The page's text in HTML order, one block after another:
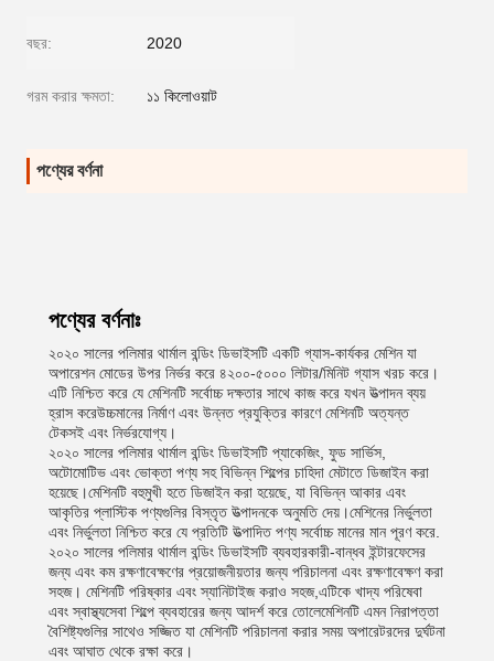
বছর: 2020
গরম করার ক্ষমতা: ১১ কিলোওয়াট
পণ্যের বর্ণনা
পণ্যের বর্ণনাঃ
২০২০ সালের পলিমার থার্মাল বন্ডিং ডিভাইসটি একটি গ্যাস-কার্যকর মেশিন যা
অপারেশন মোডের উপর নির্ভর করে ৪২০০-৫০০০ লিটার/মিনিট গ্যাস খরচ করে।
এটি নিশ্চিত করে যে মেশিনটি সর্বোচ্চ দক্ষতার সাথে কাজ করে যখন উত্পাদন ব্যয়
হ্রাস করেউচ্চমানের নির্মাণ এবং উন্নত প্রযুক্তির কারণে মেশিনটি অত্যন্ত
টেকসই এবং নির্ভরযোগ্য।
২০২০ সালের পলিমার থার্মাল বন্ডিং ডিভাইসটি প্যাকেজিং, ফুড সার্ভিস,
অটোমোটিভ এবং ভোক্তা পণ্য সহ বিভিন্ন শিল্পের চাহিদা মেটাতে ডিজাইন করা
হয়েছে।মেশিনটি বহুমুখী হতে ডিজাইন করা হয়েছে, যা বিভিন্ন আকার এবং
আকৃতির প্লাস্টিক পণ্যগুলির বিস্তৃত উত্পাদনকে অনুমতি দেয়।মেশিনের নির্ভুলতা
এবং নির্ভুলতা নিশ্চিত করে যে প্রতিটি উত্পাদিত পণ্য সর্বোচ্চ মানের মান পূরণ করে.
২০২০ সালের পলিমার থার্মাল বন্ডিং ডিভাইসটি ব্যবহারকারী-বান্ধব ইন্টারফেসের
জন্য এবং কম রক্ষণাবেক্ষণের প্রয়োজনীয়তার জন্য পরিচালনা এবং রক্ষণাবেক্ষণ করা
সহজ। মেশিনটি পরিষ্কার এবং স্যানিটাইজ করাও সহজ,এটিকে খাদ্য পরিষেবা
এবং স্বাস্থ্যসেবা শিল্পে ব্যবহারের জন্য আদর্শ করে তোলেমেশিনটি এমন নিরাপত্তা
বৈশিষ্ট্যগুলির সাথেও সজ্জিত যা মেশিনটি পরিচালনা করার সময় অপারেটরদের দুর্ঘটনা
এবং আঘাত থেকে রক্ষা করে।